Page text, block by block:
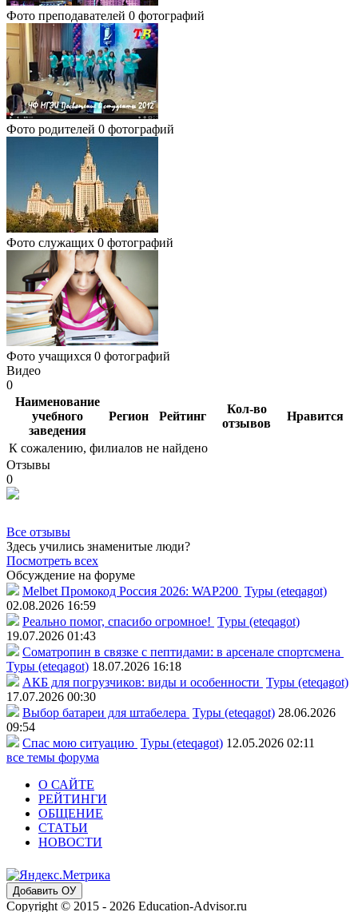
Фото преподавателей 0 фотографий
Фото родителей 0 фотографий
Фото служащих 0 фотографий
Фото учащихся 0 фотографий
Видео
0
Наименование
учебного
заведения
Регион Рейтинг
Кол-во
отзывов
Нравится
К сожалению, филиалов не найдено
Отзывы
0
Все отзывы
Здесь учились знаменитые люди?
Посмотреть всех
Обсуждение на форуме
Melbet Промокод Россия 2026: WAP200 Туры (eteqagot)
02.08.2026 16:59
Реально помог, спасибо огромное! Туры (eteqagot)
19.07.2026 01:43
Соматропин в связке с пептидами: в арсенале спортсмена
Туры (eteqagot) 18.07.2026 16:18
АКБ для погрузчиков: виды и особенности Туры (eteqagot)
17.07.2026 00:30
Выбор батареи для штабелера Туры (eteqagot) 28.06.2026
09:54
Спас мою ситуацию Туры (eteqagot) 12.05.2026 02:11
все темы форума
О САЙТЕ
РЕЙТИНГИ
ОБЩЕНИЕ
СТАТЬИ
НОВОСТИ
Добавить ОУ
Copyright © 2015 - 2026 Education-Advisor.ru